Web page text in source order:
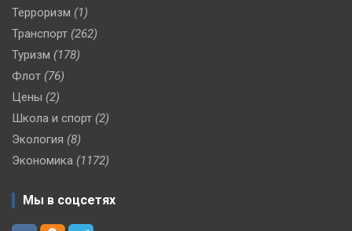
Терроризм (1)
Транспорт (262)
Туризм (178)
Флот (76)
Цены (2)
Школа и спорт (2)
Экология (8)
Экономика (1172)
Мы в соцсетях